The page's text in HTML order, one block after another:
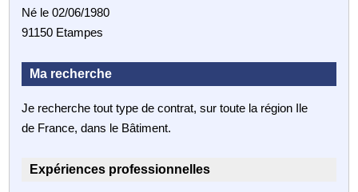
Né le 02/06/1980
91150 Etampes
Ma recherche
Je recherche tout type de contrat, sur toute la région Ile
de France, dans le Bâtiment.
Expériences professionnelles